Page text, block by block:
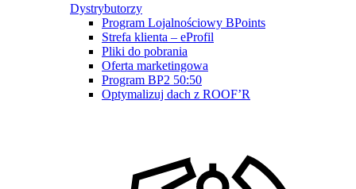
Dystrybutorzy
Program Lojalnościowy BPoints
Strefa klienta – eProfil
Pliki do pobrania
Oferta marketingowa
Program BP2 50:50
Optymalizuj dach z ROOF’R